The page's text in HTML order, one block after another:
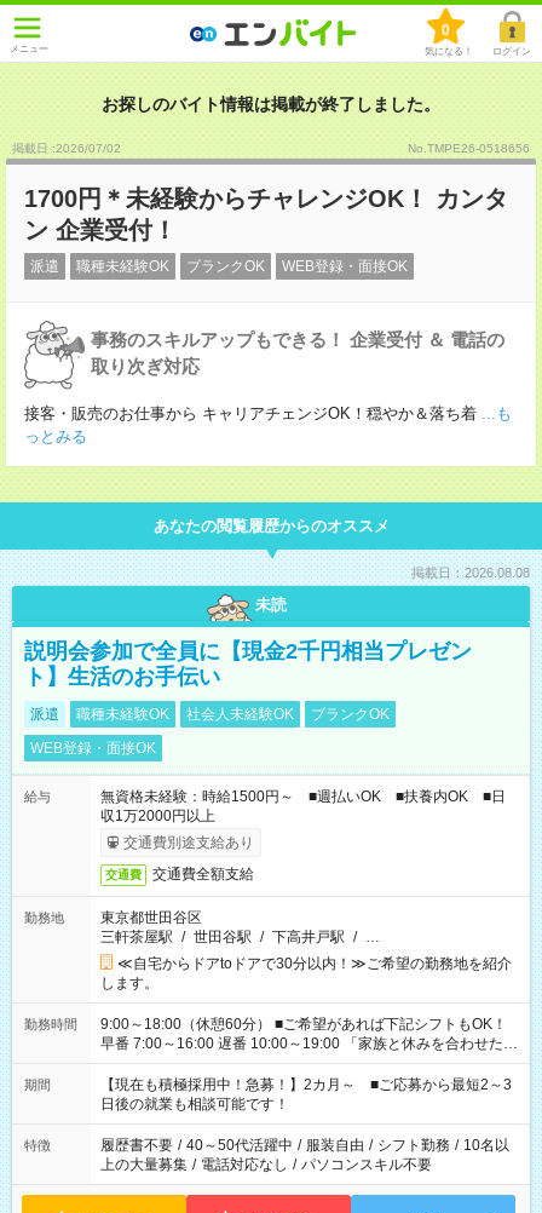
メニュー
0
気になる！ ログイン
お探しのバイト情報は掲載が終了しました。
掲載日 :2026/07/02 No.TMPE26-0518656
1700円＊未経験からチャレンジOK！ カンタ
ン 企業受付！
派遣 職種未経験OK ブランクOK WEB登録・面接OK
事務のスキルアップもできる！ 企業受付 ＆ 電話の
取り次ぎ対応
接客・販売のお仕事から キャリアチェンジOK！穏やか＆落ち着 ...も
っとみる
あなたの閲覧履歴からのオススメ
掲載日：2026.08.08
未読
説明会参加で全員に【現金2千円相当プレゼン
ト】生活のお手伝い
派遣 職種未経験OK 社会人未経験OK
ブランクOK
WEB登録・面接OK
給与
無資格未経験：時給1500円～ ■週払いOK ■扶養内OK ■日
収1万2000円以上
交通費別途支給あり
交通費 交通費全額支給
勤務地
東京都世田谷区
三軒茶屋駅 / 世田谷駅 / 下高井戸駅 / …
≪自宅からドアtoドアで30分以内！≫ご希望の勤務地を紹介
します。
勤務時間
9:00～18:00（休憩60分） ■ご希望があれば下記シフトもOK！
早番 7:00～16:00 遅番 10:00～19:00 「家族と休みを合わせた
い」 「余裕を持って夕飯の準備がしたい」 「できれば残業はし
たくない」 など、ご希望を教えてくださいね。 ※Wワーク希望
の方へ 今ご覧のお仕事で希望する勤務時間と、もう1つのお仕事
の勤務時間。 合計で週40時間を超える場合は応募できません。
期間
【現在も積極採用中！急募！】2カ月～ ■ご応募から最短2～3
日後の就業も相談可能です！
特徴 履歴書不要 / 40～50代活躍中 / 服装自由 / シフト勤務 / 10名以
上の大量募集 / 電話対応なし / パソコンスキル不要